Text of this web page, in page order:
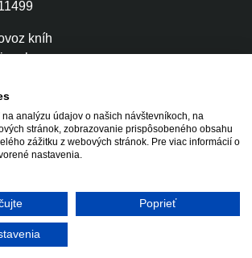
kníh
s.r.o.
- 2026 INFOA
Tvorba www stránok
analýzu údajov o našich návštevníkoch, na
stránok, zobrazovanie prispôsobeného obsahu
zážitku z webových stránok. Pre viac informácií o
nastavenia.
Poprieť